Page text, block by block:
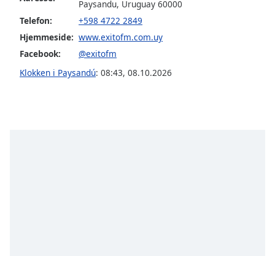
window.
Escape
cancel
Paysandu, Uruguay 60000
Telefon:
+598 4722 2849
Hjemmeside: www.exitofm.com.uy
Facebook:
@exitofm
Klokken i Paysandú: 08:43, 08.10.2026